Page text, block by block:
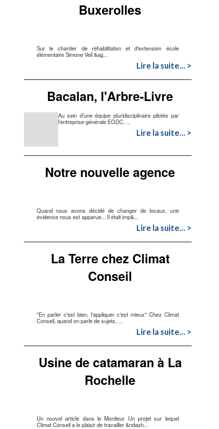
Buxerolles
Sur le chantier de réhabilitation et d'extension école
élémentaire Simone Veil &ag...
Lire la suite... >
Bacalan, l'Arbre-Livre
Au sein d’une équipe pluridisciplinaire pilotée par
l’entreprise générale EGDC, ...
Lire la suite... >
Notre nouvelle agence
Quand nous avons décidé de changer de locaux, une
évidence nous est apparue... Il était imp&...
Lire la suite... >
La Terre chez Climat
Conseil
"En parler c'est bien, l'appliquer c'est mieux" Chez Climat
Conseil, quand on parle de sujets, ...
Lire la suite... >
Usine de catamaran à La
Rochelle
Un nouvel article dans le Moniteur Un projet sur lequel
Climat Conseil a le plaisir de travailler &ndash...